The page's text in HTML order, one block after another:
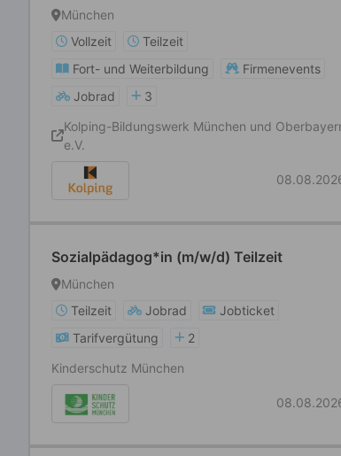
München
Vollzeit
Teilzeit
Fort- und Weiterbildung
Firmenevents
Jobrad
3
Kolping-Bildungswerk München und
e.V.
Sozialpädagog*in (m/w/d) Teilzeit
München
Teilzeit
Jobrad
Jobticket
Tarifvergütung
2
Kinderschutz München